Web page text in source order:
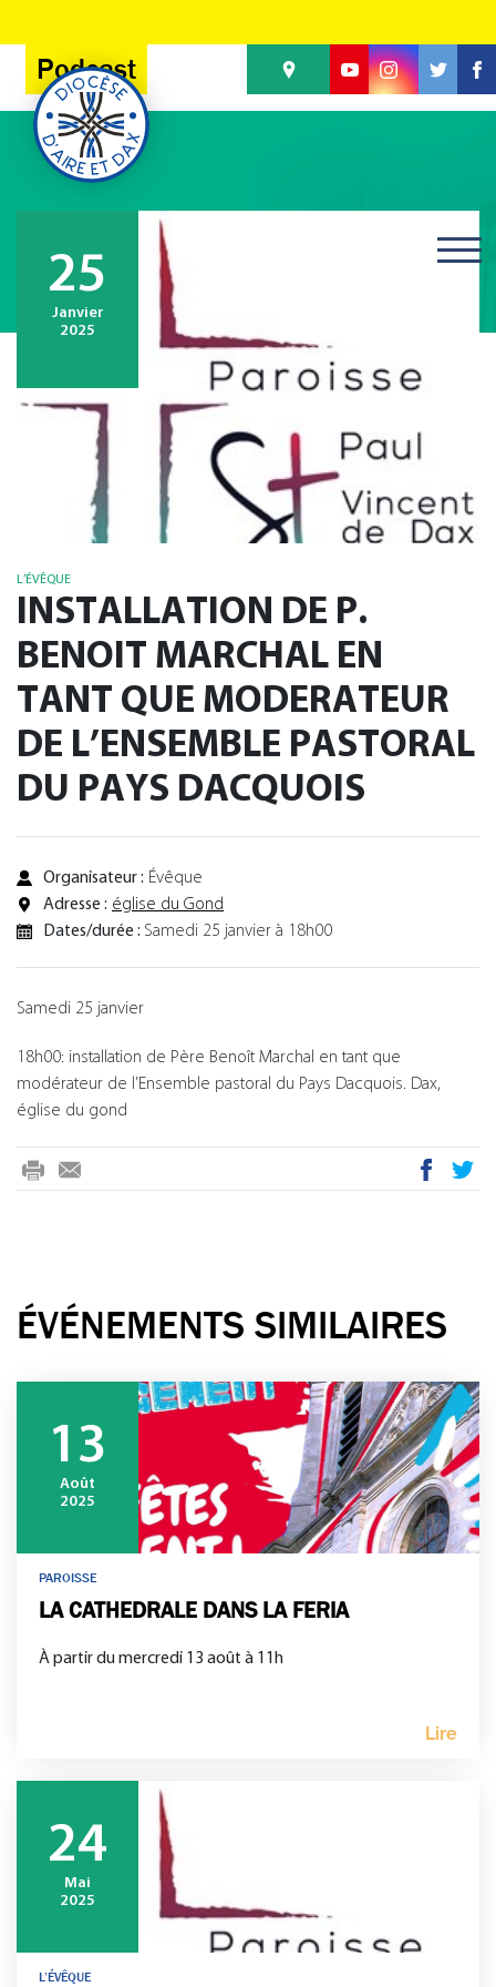
Podcast
25
Janvier
2025
L’ÉVÊQUE
INSTALLATION DE P.
BENOIT MARCHAL EN
TANT QUE MODERATEUR
DE L’ENSEMBLE PASTORAL
DU PAYS DACQUOIS
Organisateur : Évêque
Adresse : église du Gond
Dates/durée : Samedi 25 janvier à 18h00
Samedi 25 janvier
18h00: installation de Père Benoît Marchal en tant que
modérateur de l’Ensemble pastoral du Pays Dacquois. Dax,
église du gond
ÉVÉNEMENTS SIMILAIRES
13
Août
2025
PAROISSE
LA CATHEDRALE DANS LA FERIA
À partir du mercredi 13 août à 11h
Lire
24
Mai
2025
L’ÉVÊQUE